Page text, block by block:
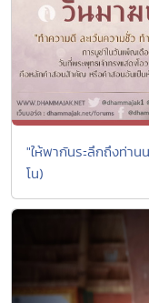
"ให้พากันระลึกถึงท่า
โน)